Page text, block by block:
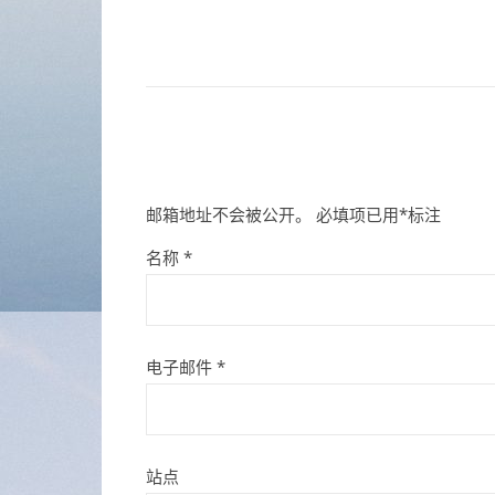
邮箱地址不会被公开。 必填项已用*标注
名称 *
电子邮件 *
站点